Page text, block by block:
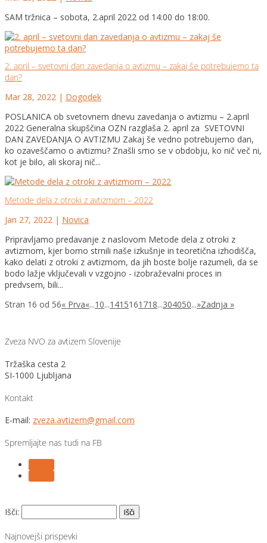
SAM tržnica – sobota, 2.april 2022 od 14:00 do 18:00.
2. april – svetovni dan zavedanja o avtizmu – zakaj še potrebujemo ta
dan?
Mar 28, 2022 | Dogodek
POSLANICA ob svetovnem dnevu zavedanja o avtizmu – 2.april
2022 Generalna skupščina OZN razglaša 2. april za SVETOVNI
DAN ZAVEDANJA O AVTIZMU Zakaj še vedno potrebujemo dan,
ko ozaveščamo o avtizmu? Znašli smo se v obdobju, ko nič več ni,
kot je bilo, ali skoraj nič...
Metode dela z otroki z avtizmom – 2022
Jan 27, 2022 | Novica
Pripravljamo predavanje z naslovom Metode dela z otroki z
avtizmom, kjer bomo strnili naše izkušnje in teoretična izhodišča,
kako delati z otroki z avtizmom, da jih boste bolje razumeli, da se
bodo lažje vključevali v vzgojno - izobraževalni proces in
predvsem, bili...
Stran 16 od 56« Prva«...10...1415161718...304050...»Zadnja »
Zveza NVO za avtizem Slovenije
Tržaška cesta 2
SI-1000 Ljubljana
Kontakt
E-mail: zveza.avtizem@gmail.com
Spremljajte nas tudi na FB
Išči:
Najnovejši prispevki